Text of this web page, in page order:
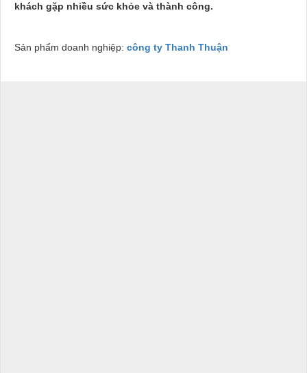
khách gặp nhiều sức khỏe và thành công.
Sản phẩm doanh nghiệp: công ty Thanh Thuận